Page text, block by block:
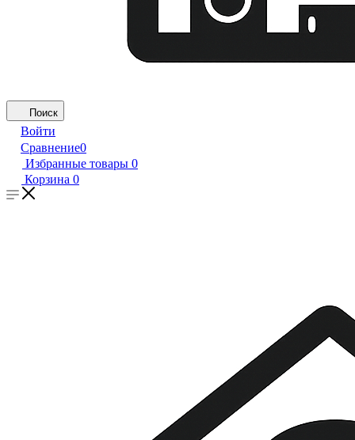
Поиск
Войти
Сравнение0
Избранные товары 0
Корзина 0